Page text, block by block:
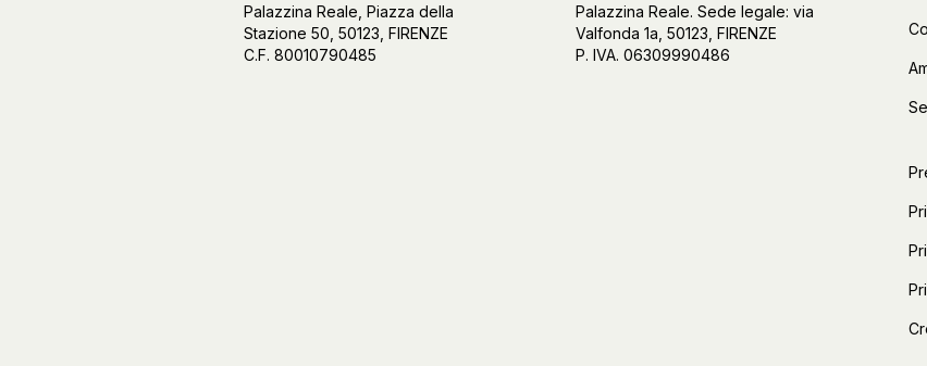
Palazzina Reale, Piazza della
Stazione 50, 50123, FIRENZE
C.F. 80010790485
Palazzina Reale. Sede legale: via
Valfonda 1a, 50123, FIRENZE
P. IVA. 06309990486